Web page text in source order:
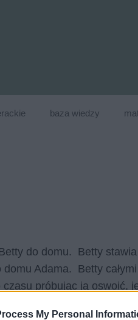
My Personal
baza wiedzy
do domu. Betty
Adama. Betty
próbując ją oswoić,